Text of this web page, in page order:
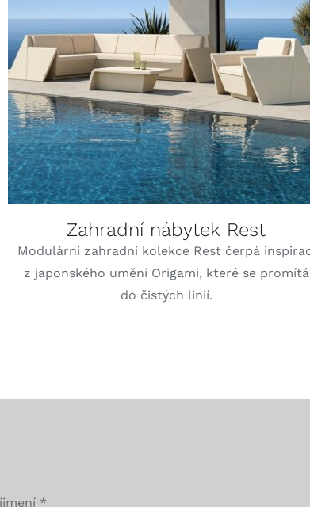
DETAILY
Zahradní nábytek Rest
Modulární zahradní kolekce Rest čerpá
z japonského umění Origami, které se promítá
do čistých linií.
*